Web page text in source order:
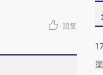
· 回复